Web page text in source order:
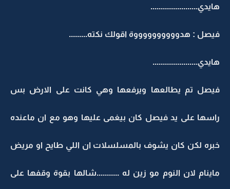
هايدي.......................
فيصل : هدووووووووووة اقولك نكته.........
هايدي......................
فيصل تم يطالعها ويرفعها وهي كانت على الارض بس
راسها على يد فيصل كان بيغمى عليها وهو مع ان ماعنده
خبره لكن كان يشوف بالمسلسلات ان اللي طايح او مريض
ماينام لان النوم مو زين له ...........شالها بقوة وقفها على